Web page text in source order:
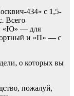
434» с 1,5-
Всего
«Ю» — для
и «П» — с
пожалуй,